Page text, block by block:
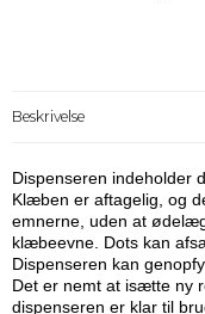
Beskrivelse
Dispenseren indeholder
Klæben er aftagelig, og
emnerne, uden at
klæbeevne. Dots kan
Dispenseren kan
Det er nemt at isætte ny
dispenseren er klar til